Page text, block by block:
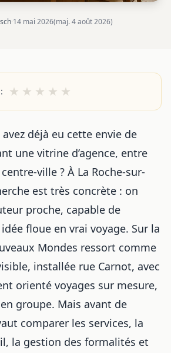
·14 mai 2026(maj. 4 août 2026)
★ ★ ★ ★ ★
déjà eu cette envie de
une vitrine d’agence, entre
ville ? À La Roche-sur-
est très concrète : on
proche, capable de
floue en vrai voyage. Sur la
Mondes ressort comme
installée rue Carnot, avec
orienté voyages sur mesure,
groupe. Mais avant de
comparer les services, la
la gestion des formalités et